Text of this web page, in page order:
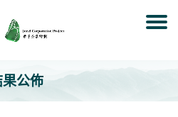
公佈